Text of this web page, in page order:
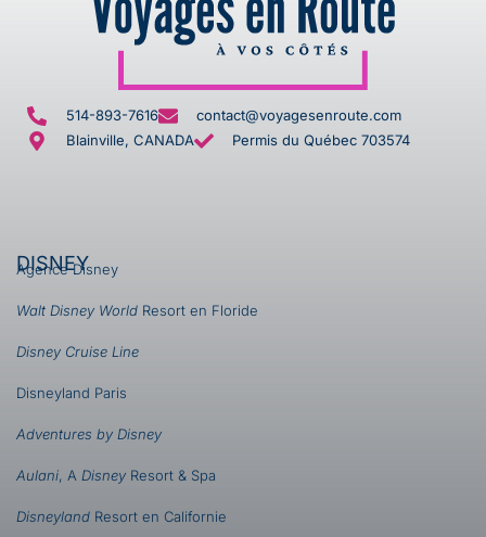
514-893-7616
contact@voyagesenroute.com
Blainville, CANADA
Permis du Québec 703574
DISNEY
Agence Disney
Walt Disney World Resort en Floride
Disney Cruise Line
Disneyland Paris
Adventures by Disney
Aulani, A Disney Resort & Spa
Disneyland Resort en Californie